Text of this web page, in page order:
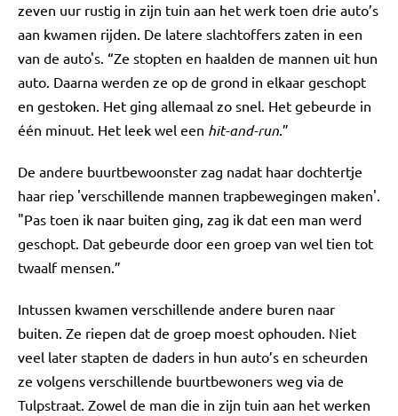
zeven uur rustig in zijn tuin aan het werk toen drie auto’s
aan kwamen rijden. De latere slachtoffers zaten in een
van de auto's. “Ze stopten en haalden de mannen uit hun
auto. Daarna werden ze op de grond in elkaar geschopt
en gestoken. Het ging allemaal zo snel. Het gebeurde in
één minuut. Het leek wel een hit-and-run.”
De andere buurtbewoonster zag nadat haar dochtertje
haar riep 'verschillende mannen trapbewegingen maken'.
"Pas toen ik naar buiten ging, zag ik dat een man werd
geschopt. Dat gebeurde door een groep van wel tien tot
twaalf mensen.”
Intussen kwamen verschillende andere buren naar
buiten. Ze riepen dat de groep moest ophouden. Niet
veel later stapten de daders in hun auto’s en scheurden
ze volgens verschillende buurtbewoners weg via de
Tulpstraat. Zowel de man die in zijn tuin aan het werken